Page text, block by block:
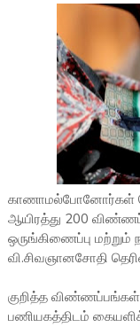
காணாமல்போனோர்கள்
ஆயிரத்து 200
ஒருங்கிணைப்பு
வி.சிவஞானசோதி
குறித்த
பணியகத்திடம்